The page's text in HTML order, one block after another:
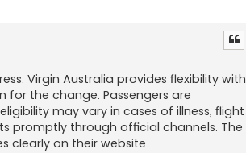
Virgin Australia provides flexibility with
the change. Passengers are
may vary in cases of illness, flight
promptly through official channels. The
clearly on their website.